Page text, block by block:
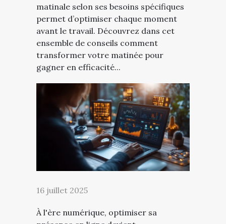
matinale selon ses besoins spécifiques
permet d’optimiser chaque moment
avant le travail. Découvrez dans cet
ensemble de conseils comment
transformer votre matinée pour
gagner en efficacité...
16 juillet 2025
À l'ère numérique, optimiser sa